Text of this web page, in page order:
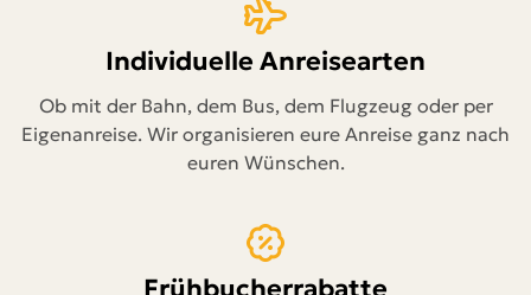
Individuelle Anreisearten
Ob mit der Bahn, dem Bus, dem Flugzeug oder per
Eigenanreise. Wir organisieren eure Anreise ganz nach
euren Wünschen.